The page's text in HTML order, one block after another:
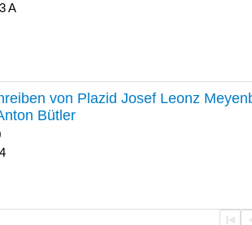
A
von Plazid Josef Leonz
Bütler